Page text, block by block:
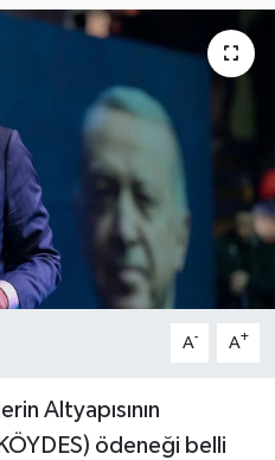
A- A+
Altyapısının
ödeneği belli